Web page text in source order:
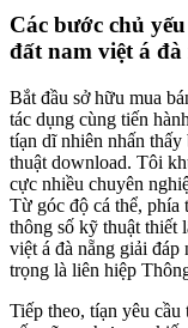
Các bước chủ
đất nam việt á đà
Bắt đầu sở hữu mua
tác dụng cùng tiến
tíạn dĩ nhiên nhấn
thuật download. Tôi
cực nhiều chuyên
Từ góc độ cá thể, phía
thông số kỹ thuật thiết
việt á đà nẵng giải
trọng là liên hiệp
Tiếp theo, tíạn yêu